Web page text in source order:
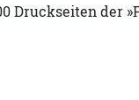
Druckseiten der